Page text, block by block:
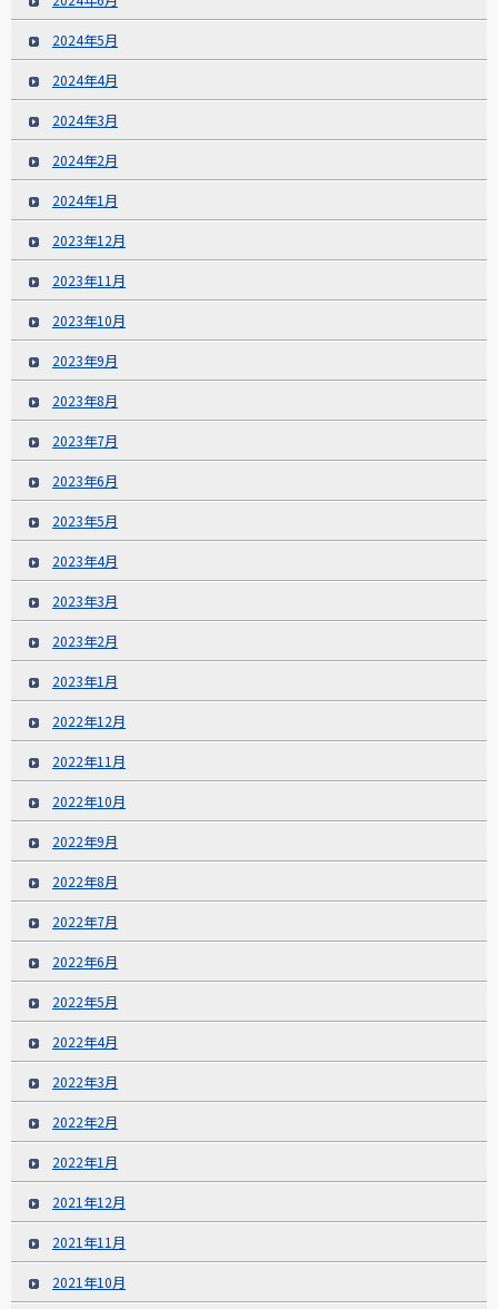
2024年5月
2024年4月
2024年3月
2024年2月
2024年1月
2023年12月
2023年11月
2023年10月
2023年9月
2023年8月
2023年7月
2023年6月
2023年5月
2023年4月
2023年3月
2023年2月
2023年1月
2022年12月
2022年11月
2022年10月
2022年9月
2022年8月
2022年7月
2022年6月
2022年5月
2022年4月
2022年3月
2022年2月
2022年1月
2021年12月
2021年11月
2021年10月